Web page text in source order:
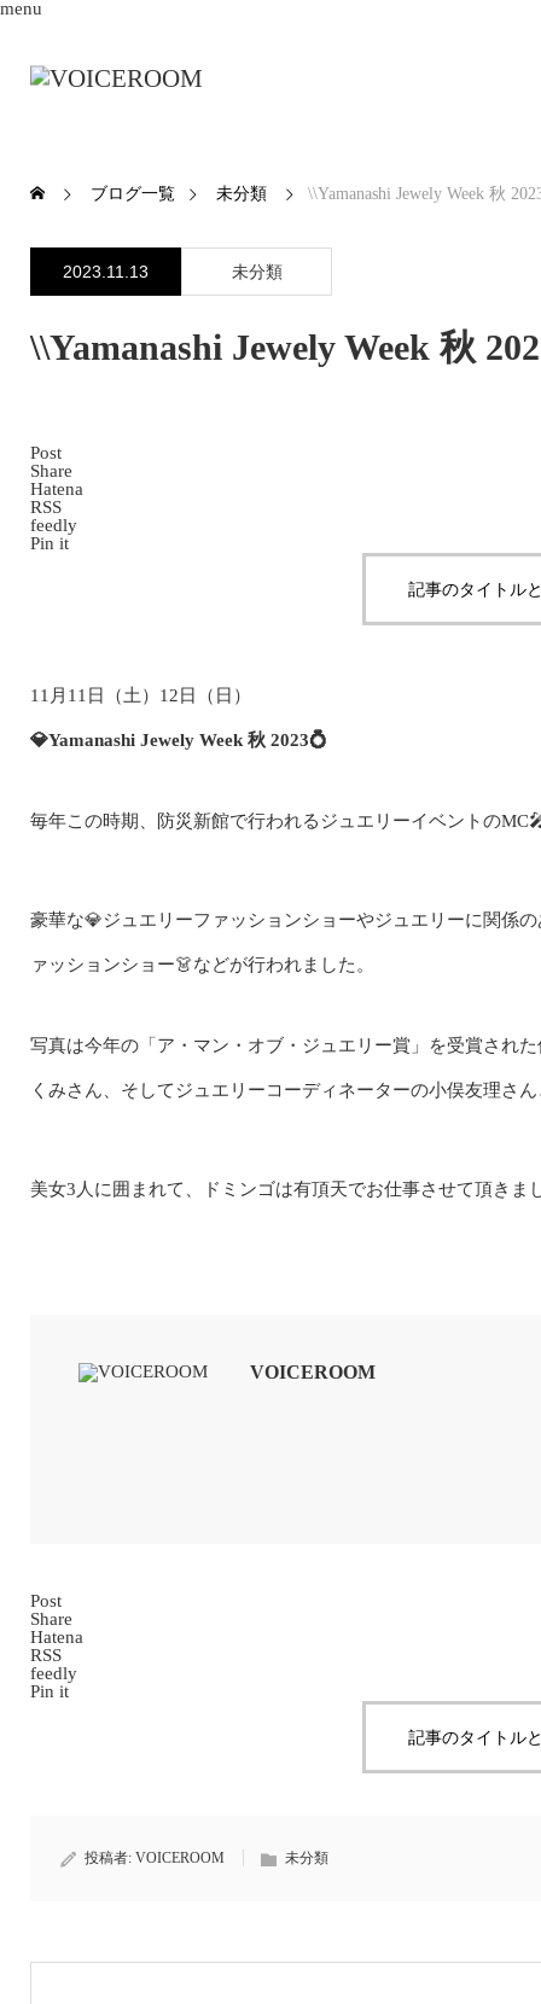
menu
ブログ一覧 未分類 \\Yamanashi Jewely Week 秋
2023.11.13 未分類
\\Yamanashi Jewely Week 秋
Post
Share
Hatena
RSS
feedly
Pin it
記事のタイトル
11月11日（土）12日（日）
💎Yamanashi Jewely Week 秋 2023💍
毎年この時期、防災新館で行われるジュエリーイベントの
豪華な💎ジュエリーファッションショーやジュエリーに関係
ァッションショー👗などが行われました。
写真は今年の「ア・マン・オブ・ジュエリー賞」を受賞され
くみさん、そしてジュエリーコーディネーターの小俣友理さ
美女3人に囲まれて、ドミンゴは有頂天でお仕事させて頂きま
VOICEROOM
Post
Share
Hatena
RSS
feedly
Pin it
記事のタイトル
投稿者: VOICEROOM 未分類